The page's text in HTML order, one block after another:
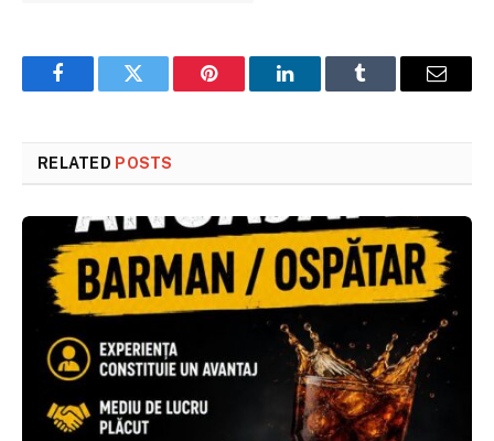
FacebookTwitter Pinterest LinkedInTumblr Email
RELATED POSTS